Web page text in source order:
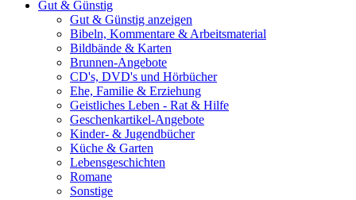
Gut & Günstig
Gut & Günstig anzeigen
Bibeln, Kommentare & Arbeitsmaterial
Bildbände & Karten
Brunnen-Angebote
CD's, DVD's und Hörbücher
Ehe, Familie & Erziehung
Geistliches Leben - Rat & Hilfe
Geschenkartikel-Angebote
Kinder- & Jugendbücher
Küche & Garten
Lebensgeschichten
Romane
Sonstige